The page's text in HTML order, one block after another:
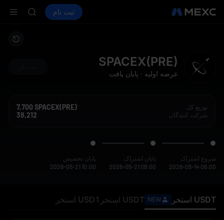
اسپات فیوچرز SPCX ثبت نام
HFT
UNITREE
فیوچرز
فیوچرز
SPACEX(PRE)
عرضه اولیه · پایان یافت
توزیع کل 7,700 SPACEX(PRE)
شرکت‌ کنندگان 38,212
شروع اشتراک
2026-05-14 06:00
پایان اشتراک
2026-05-21 08:00
پایان تخصیص
2026-05-21 10:00
USDT استخر NEW
USDT استخر USD1 استخر